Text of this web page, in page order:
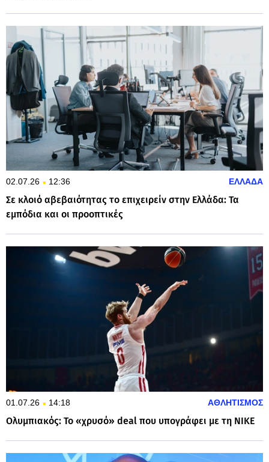
02.07.26 12:36 ΕΛΛΑΔΑ
Σε κλοιό αβεβαιότητας το επιχειρείν στην Ελλάδα: Τα
εμπόδια και οι προοπτικές
01.07.26 14:18 ΑΘΛΗΤΙΣΜΟΣ
Ολυμπιακός: Το «χρυσό» deal που υπογράφει με τη NIKE